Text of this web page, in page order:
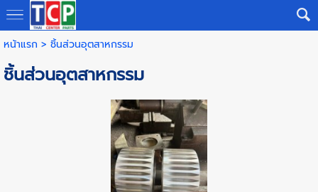
หน้าแรก > ชิ้นส่วนอุตสาหกรรม
ชิ้นส่วนอุตสาหกรรม